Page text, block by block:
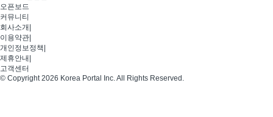
오픈보드
커뮤니티
회사소개
이용약관
개인정보정책
제휴안내
고객센터
© Copyright 2026 Korea Portal Inc. All Rights Reserved.